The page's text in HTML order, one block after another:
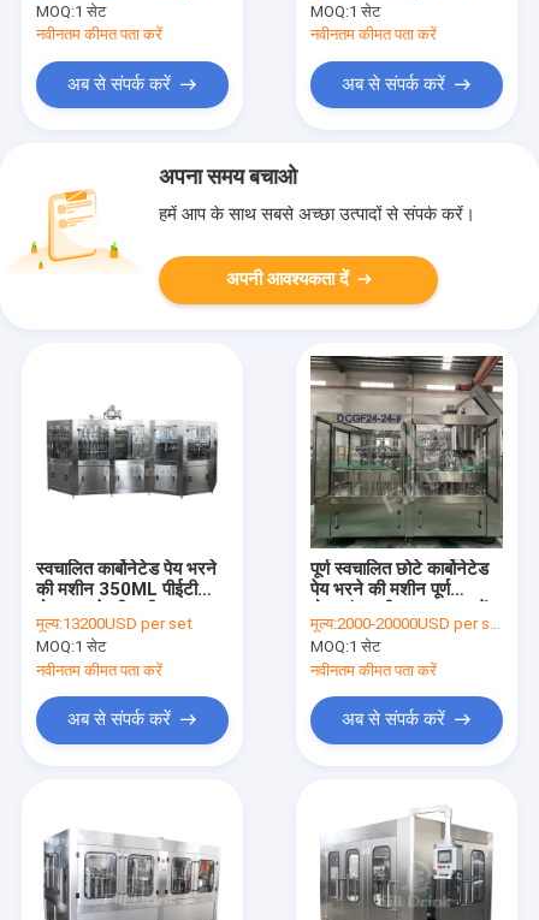
MOQ:1 सेट
नवीनतम कीमत पता करें
अब से संपर्क करें
MOQ:1 सेट
नवीनतम कीमत पता करें
अब से संपर्क करें
अपना समय बचाओ
हमें आप के साथ सबसे अच्छा उत्पादों से संपर्क करें।
अपनी आवश्यकता दें
स्वचालित कार्बोनेटेड पेय भरने
की मशीन 350ML पीईटी
मूल्य:13200USD per set
MOQ:1 सेट
नवीनतम कीमत पता करें
अब से संपर्क करें
पूर्ण स्वचालित छोटे कार्बोनेटेड
पेय भरने की मशीन पूर्ण
मूल्य:2000-20000USD per set
MOQ:1 सेट
नवीनतम कीमत पता करें
अब से संपर्क करें